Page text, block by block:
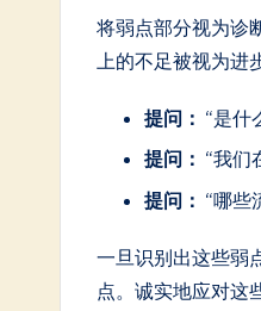
将弱点部分视为诊
上的不足被视为进
提问： “是什
提问： “我们
提问： “哪些
一旦识别出这些弱
点。诚实地应对这